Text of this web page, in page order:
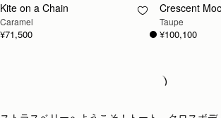
新登場
Kite on a Chain
Caramel
¥71,500
新登場
Crescent
Taupe
¥100,100
Loading
Loading...